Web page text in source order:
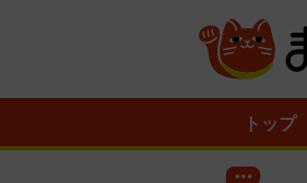
トップ